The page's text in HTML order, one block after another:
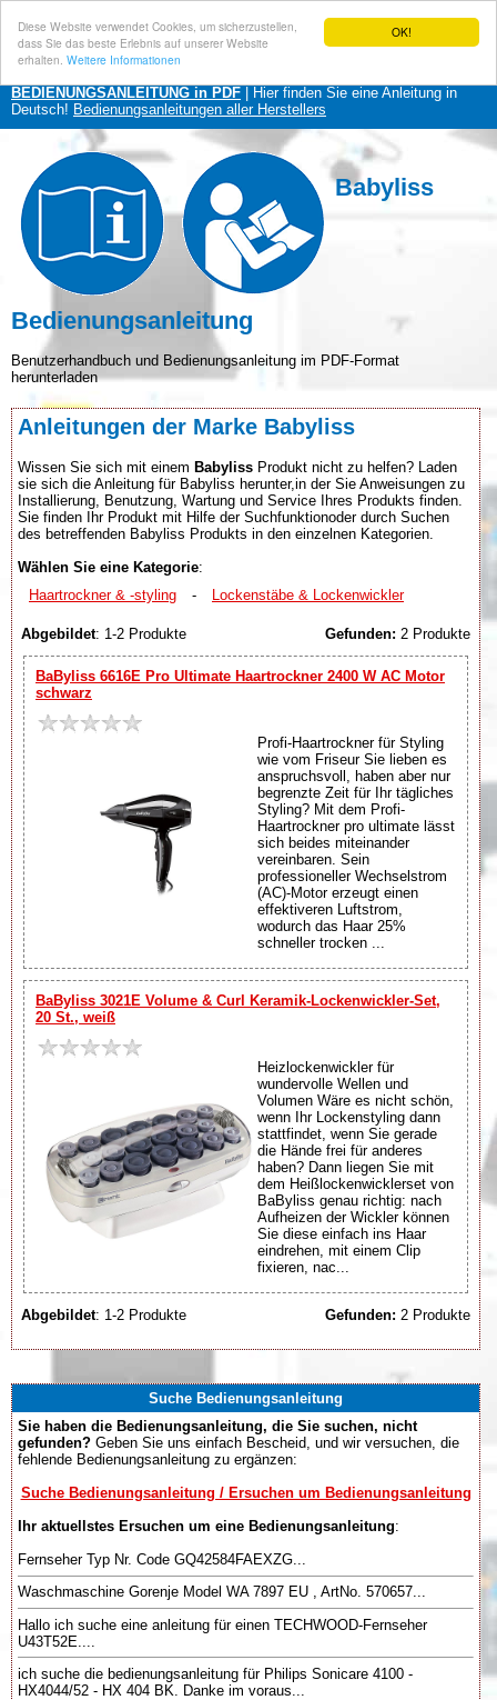
OK!
Diese Website verwendet Cookies, um sicherzustellen,
dass Sie das beste Erlebnis auf unserer Website
erhalten. Weitere Informationen
BEDIENUNGSANLEITUNG in PDF | Hier finden Sie eine Anleitung in
Deutsch! Bedienungsanleitungen aller Herstellers
Babyliss
Bedienungsanleitung
Benutzerhandbuch und Bedienungsanleitung im PDF-Format
herunterladen
Anleitungen der Marke Babyliss
Wissen Sie sich mit einem Babyliss Produkt nicht zu helfen? Laden
sie sich die Anleitung für Babyliss herunter,in der Sie Anweisungen zu
Installierung, Benutzung, Wartung und Service Ihres Produkts finden.
Sie finden Ihr Produkt mit Hilfe der Suchfunktionoder durch Suchen
des betreffenden Babyliss Produkts in den einzelnen Kategorien.
Wählen Sie eine Kategorie:
Haartrockner & -styling
- Lockenstäbe & Lockenwickler
Abgebildet: 1-2 Produkte Gefunden: 2 Produkte
BaByliss 6616E Pro Ultimate Haartrockner 2400 W AC Motor
schwarz
Profi-Haartrockner für Styling
wie vom Friseur Sie lieben es
anspruchsvoll, haben aber nur
begrenzte Zeit für Ihr tägliches
Styling? Mit dem Profi-
Haartrockner pro ultimate lässt
sich beides miteinander
vereinbaren. Sein
professioneller Wechselstrom
(AC)-Motor erzeugt einen
effektiveren Luftstrom,
wodurch das Haar 25%
schneller trocken ...
BaByliss 3021E Volume & Curl Keramik-Lockenwickler-Set,
20 St., weiß
Heizlockenwickler für
wundervolle Wellen und
Volumen Wäre es nicht schön,
wenn Ihr Lockenstyling dann
stattfindet, wenn Sie gerade
die Hände frei für anderes
haben? Dann liegen Sie mit
dem Heißlockenwicklerset von
BaByliss genau richtig: nach
Aufheizen der Wickler können
Sie diese einfach ins Haar
eindrehen, mit einem Clip
fixieren, nac...
Abgebildet: 1-2 Produkte Gefunden: 2 Produkte
Suche Bedienungsanleitung
Sie haben die Bedienungsanleitung, die Sie suchen, nicht
gefunden? Geben Sie uns einfach Bescheid, und wir versuchen, die
fehlende Bedienungsanleitung zu ergänzen:
Suche Bedienungsanleitung / Ersuchen um Bedienungsanleitung
Ihr aktuellstes Ersuchen um eine Bedienungsanleitung:
Fernseher Typ Nr. Code GQ42584FAEXZG...
Waschmaschine Gorenje Model WA 7897 EU , ArtNo. 570657...
Hallo ich suche eine anleitung für einen TECHWOOD-Fernseher
U43T52E....
ich suche die bedienungsanleitung für Philips Sonicare 4100 -
HX4044/52 - HX 404 BK. Danke im voraus...